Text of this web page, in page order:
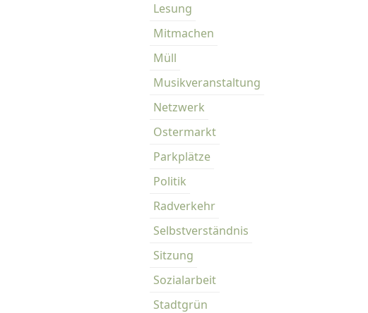
Lesung
Mitmachen
Müll
Musikveranstaltung
Netzwerk
Ostermarkt
Parkplätze
Politik
Radverkehr
Selbstverständnis
Sitzung
Sozialarbeit
Stadtgrün